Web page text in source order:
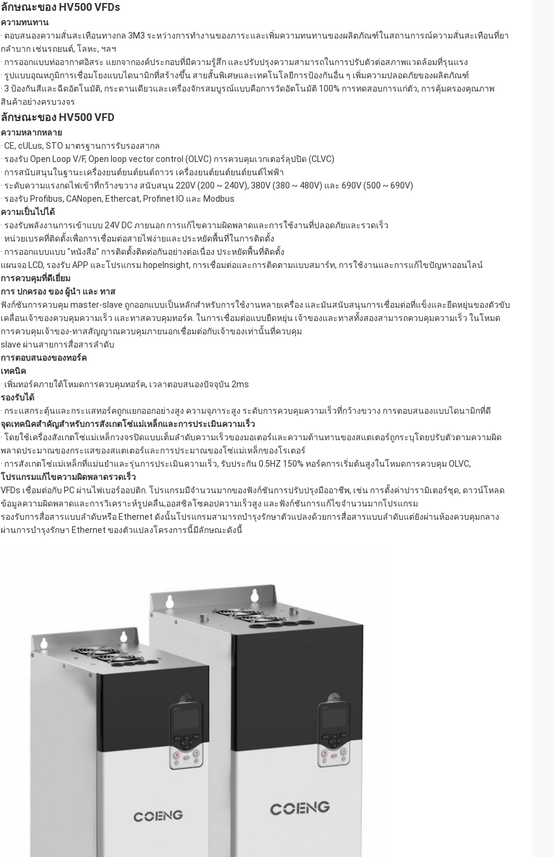
ลักษณะของ HV500 VFDs
ความทนทาน
· ตอบสนองความสั่นสะเทือนทางกล 3M3 ระหว่างการทํางานของภาระและเพิ่มความทนทานของผลิตภัณฑ์ในสถานการณ์ความสั่นสะเทือนที่ยา
กลําบาก เช่นรถยนต์, โลหะ, ฯลฯ
· การออกแบบท่ออากาศอิสระ แยกจากองค์ประกอบที่มีความรู้สึก และปรับปรุงความสามารถในการปรับตัวต่อสภาพแวดล้อมที่รุนแรง
· รูปแบบอุณหภูมิการเชื่อมโยงแบบไดนามิกที่สร้างขึ้น สายสั้นพิเศษและเทคโนโลยีการป้องกันอื่น ๆ เพิ่มความปลอดภัยของผลิตภัณฑ์
· 3 ป้องกันสีและฉีดอัตโนมัติ, กระดานเดียวและเครื่องจักรสมบูรณ์แบบคือการวัดอัตโนมัติ 100% การทดสอบการแก่ตัว, การคุ้มครองคุณภาพ
สินค้าอย่างครบวงจร
ลักษณะของ HV500 VFD
ความหลากหลาย
· CE, cULus, STO มาตรฐานการรับรองสากล
· รองรับ Open Loop V/F, Open loop vector control (OLVC) การควบคุมเวกเตอร์ลุปปิด (CLVC)
· การสนับสนุนในฐานะเครื่องยนต์ยนต์ยนต์ถาวร เครื่องยนต์ยนต์ยนต์ยนต์ไฟฟ้า
· ระดับความแรงกดไฟเข้าที่กว้างขวาง สนับสนุน 220V (200 ~ 240V), 380V (380 ~ 480V) และ 690V (500 ~ 690V)
· รองรับ Profibus, CANopen, Ethercat, Profinet IO และ Modbus
ความเป็นไปได้
· รองรับพลังงานการเข้าแบบ 24V DC ภายนอก การแก้ไขความผิดพลาดและการใช้งานที่ปลอดภัยและรวดเร็ว
· หน่วยเบรคที่ติดตั้งเพื่อการเชื่อมต่อสายไฟง่ายและประหยัดพื้นที่ในการติดตั้ง
· การออกแบบแบบ "หนังสือ" การติดตั้งติดต่อกันอย่างต่อเนื่อง ประหยัดพื้นที่ติดตั้ง
แผนจอ LCD, รองรับ APP และโปรแกรม hopeInsight, การเชื่อมต่อและการติดตามแบบสมาร์ท, การใช้งานและการแก้ไขปัญหาออนไลน์
การควบคุมที่ดีเยี่ยม
การ ปกครอง ของ ผู้นํา และ ทาส
ฟังก์ชันการควบคุม master-slave ถูกออกแบบเป็นหลักสําหรับการใช้งานหลายเครื่อง และมันสนับสนุนการเชื่อมต่อที่แข็งและยืดหยุ่นของตัวขับ
เคลื่อนเจ้าของควบคุมความเร็ว และทาสควบคุมทอร์ค. ในการเชื่อมต่อแบบยืดหยุ่น เจ้าของและทาสทั้งสองสามารถควบคุมความเร็ว ในโหมด
การควบคุมเจ้าของ-ทาสสัญญาณควบคุมภายนอกเชื่อมต่อกับเจ้าของเท่านั้นที่ควบคุม
slave ผ่านสายการสื่อสารลําดับ
การตอบสนองของทอร์ค
เทคนิค
· เพิ่มทอร์คภายใต้โหมดการควบคุมทอร์ค, เวลาตอบสนองปัจจุบัน 2ms
รองรับได้
· กระแสกระตุ้นและกระแสทอร์คถูกแยกออกอย่างสูง ความจุภาระสูง ระดับการควบคุมความเร็วที่กว้างขวาง การตอบสนองแบบไดนามิกที่ดี
จุดเทคนิคสําคัญสําหรับการสังเกตโซ่แม่เหล็กและการประเมินความเร็ว
· โดยใช้เครื่องสังเกตโซ่แม่เหล็กวงจรปิดแบบเต็มลําดับความเร็วของมอเตอร์และความต้านทานของสแตเตอร์ถูกระบุโดยปรับตัวตามความผิด
พลาดประมาณของกระแสของสแตเตอร์และการประมาณของโซ่แม่เหล็กของโรเตอร์
· การสังเกตโซ่แม่เหล็กที่แม่นยําและรุ่นการประเมินความเร็ว, รับประกัน 0.5HZ 150% ทอร์คการเริ่มต้นสูงในโหมดการควบคุม OLVC,
โปรแกรมแก้ไขความผิดพลาดรวดเร็ว
VFDs เชื่อมต่อกับ PC ผ่านไฟเบอร์ออปติก. โปรแกรมมีจํานวนมากของฟังก์ชันการปรับปรุงมืออาชีพ, เช่น การตั้งค่าปารามิเตอร์ชุด, ดาวน์โหลด
ข้อมูลความผิดพลาดและการวิเคราะห์รูปคลื่น,ออสซิลโซคอปความเร็วสูง และฟังก์ชันการแก้ไขจํานวนมากโปรแกรม
รองรับการสื่อสารแบบลําดับหรือ Ethernet ดังนั้นโปรแกรมสามารถบํารุงรักษาตัวแปลงด้วยการสื่อสารแบบลําดับแต่ยังผ่านห้องควบคุมกลาง
ผ่านการบํารุงรักษา Ethernet ของตัวแปลงโครงการนี้มีลักษณะดังนี้